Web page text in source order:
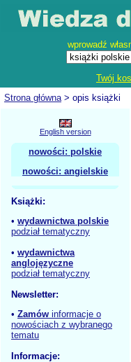
wprowadź
Twój
Strona główna> opis książki
English version
nowości: polskie
nowości: angielskie
Książki:
• wydawnictwa polskie
podział tematyczny
• wydawnictwa
anglojęzyczne
podział tematyczny
Newsletter:
• Zamów informacje o
nowościach z wybranego
tematu
Informacje: